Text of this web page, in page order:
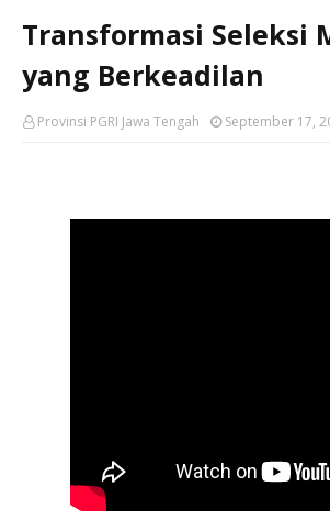
Transformasi Seleksi
yang Berkeadilan
Provinsi PGRI Jawa Tengah September 17,